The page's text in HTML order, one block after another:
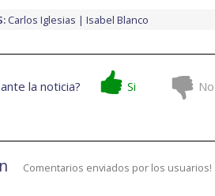
Carlos Iglesias Isabel Blanco
la noticia? Si No
Comentarios enviados por los usuarios!